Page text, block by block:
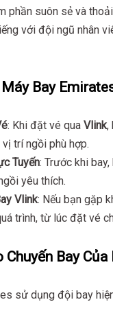
phần suôn sẻ và
với đội ngũ nhân
Bay
: Khi đặt vé qua Vlink,
trí ngồi phù hợp.
Tuyến: Trước khi
yêu thích.
Vlink: Nếu bạn gặp
trình, từ lúc đặt vé
Bay Của
sử dụng đội bay